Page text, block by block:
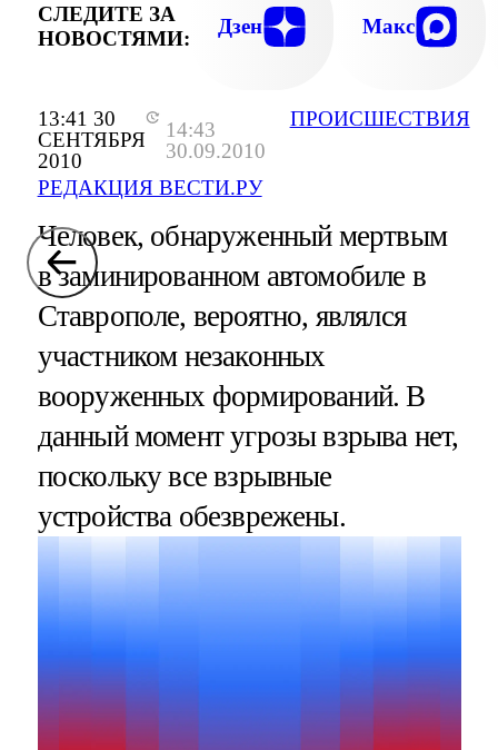
13:41 30
СЕНТЯБРЯ
2010
14:43
30.09.2010
РЕДАКЦИЯ ВЕСТИ.РУ
ПРОИСШЕСТВИЯ
СЛЕДИТЕ ЗА
НОВОСТЯМИ:
Дзен Макс
Человек, обнаруженный мертвым
в заминированном автомобиле в
Ставрополе, вероятно, являлся
участником незаконных
вооруженных формирований. В
данный момент угрозы взрыва нет,
поскольку все взрывные
устройства обезврежены.